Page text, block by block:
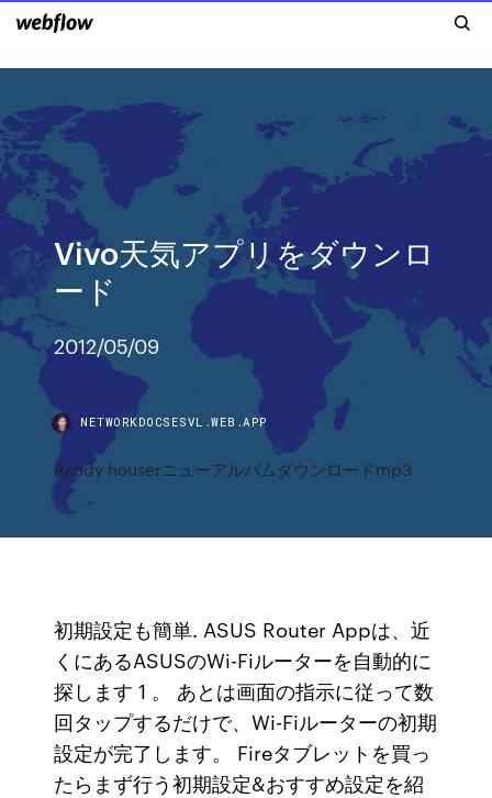
Vivo天気アプリをダウンロ
ード
2012/05/09
NETWORKDOCSESVL.WEB.APP
Randy houserニューアルバムダウンロードmp3
初期設定も簡単. ASUS Router Appは、近
くにあるASUSのWi-Fiルーターを自動的に
探します 1 。 あとは画面の指示に従って数
回タップするだけで、Wi-Fiルーターの初期
設定が完了します。 Fireタブレットを買っ
たらまず行う初期設定&おすすめ設定を紹